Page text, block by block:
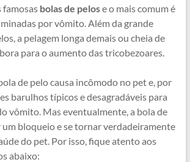
famosas bolas de pelose o mais comum é
por vômito. Além da grande
a pelagem longa demais ou cheia de
para o aumento das tricobezoares.
de pelo causa incômodo no pet e, por
barulhos típicos e desagradáveis para
vômito. Mas eventualmente, a bola de
bloqueio e se tornar verdadeiramente
do pet. Por isso, fique atento aos
abaixo: